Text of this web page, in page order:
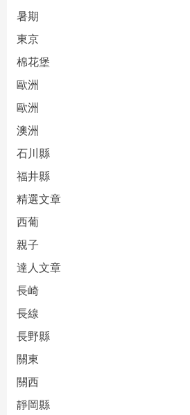
暑期
東京
棉花堡
歐洲
歐洲
澳洲
石川縣
福井縣
精選文章
西葡
親子
達人文章
長崎
長線
長野縣
關東
關西
靜岡縣